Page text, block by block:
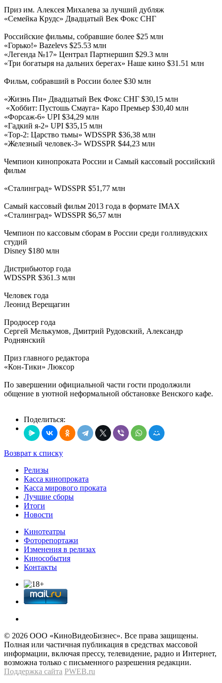
Приз им. Алексея Михалева за лучший дубляж
«Семейка Крудс» Двадцатый Век Фокс СНГ
Российские фильмы, собравшие более $25 млн
«Горько!» Bazelevs $25.53 млн
«Легенда №17» Централ Партнершип $29.3 млн
«Три богатыря на дальних берегах» Наше кино $31.51 млн
Фильм, собравший в России более $30 млн
«Жизнь Пи» Двадцатый Век Фокс СНГ $30,15 млн
«Хоббит: Пустошь Смауга» Каро Премьер $30,40 млн
«Форсаж-6» UPI $34,29 млн
«Гадкий я-2» UPI $35,15 млн
«Тор-2: Царство тьмы» WDSSPR $36,38 млн
«Железный человек-3» WDSSPR $44,23 млн
Чемпион кинопроката России и Самый кассовый российский
фильм
«Сталинград» WDSSPR $51,77 млн
Самый кассовый фильм 2013 года в формате IMAX
«Сталинград» WDSSPR $6,57 млн
Чемпион по кассовым сборам в России среди голливудских
студий
Disney $180 млн
Дистрибьютор года
WDSSPR $361.3 млн
Человек года
Леонид Верещагин
Продюсер года
Сергей Мелькумов, Дмитрий Рудовский, Александр
Роднянский
Приз главного редактора
«Кон-Тики» Люксор
По завершении официальной части гости продолжили
общение в уютной неформальной обстановке Венского кафе.
Поделиться:
Возврат к списку
Релизы
Касса кинопроката
Касса мирового проката
Лучшие сборы
Итоги
Новости
Кинотеатры
Фоторепортажи
Изменения в релизах
Кинособытия
Контакты
© 2026 OOО «КиноВидеоБизнес». Все права защищены.
Полная или частичная публикация в средствах массовой
информации, включая прессу, телевидение, радио и Интернет,
возможна только с письменного разрешения редакции.
Поддержка сайта PWEB.ru